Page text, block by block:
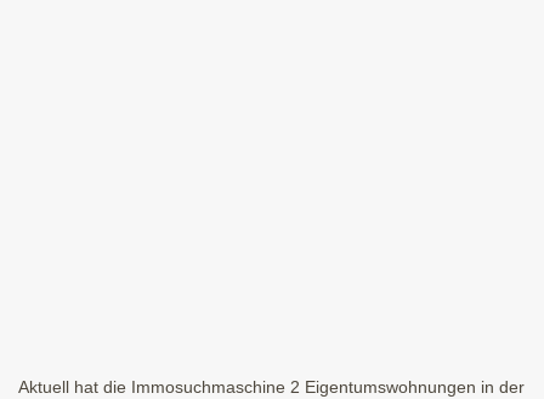
Aktuell hat die Immosuchmaschine 2 Eigentumswohnungen in der